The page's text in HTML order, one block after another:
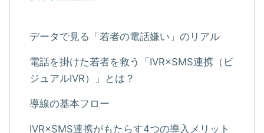
データで見る「若者の電話嫌い」のリアル
電話を掛けた若者を救う「IVR×SMS連携（ビ
ジュアルIVR）」とは？
導線の基本フロー
IVR×SMS連携がもたらす4つの導入メリット